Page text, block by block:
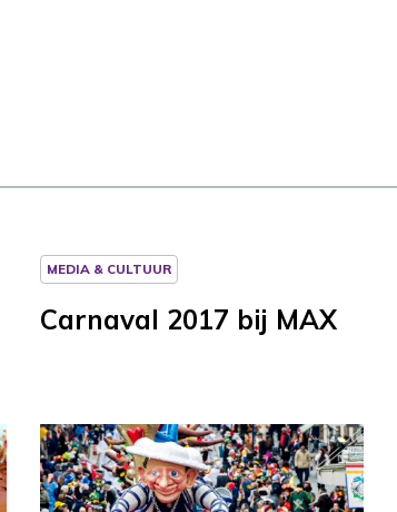
MEDIA & CULTUUR
Carnaval 2017 bij MAX